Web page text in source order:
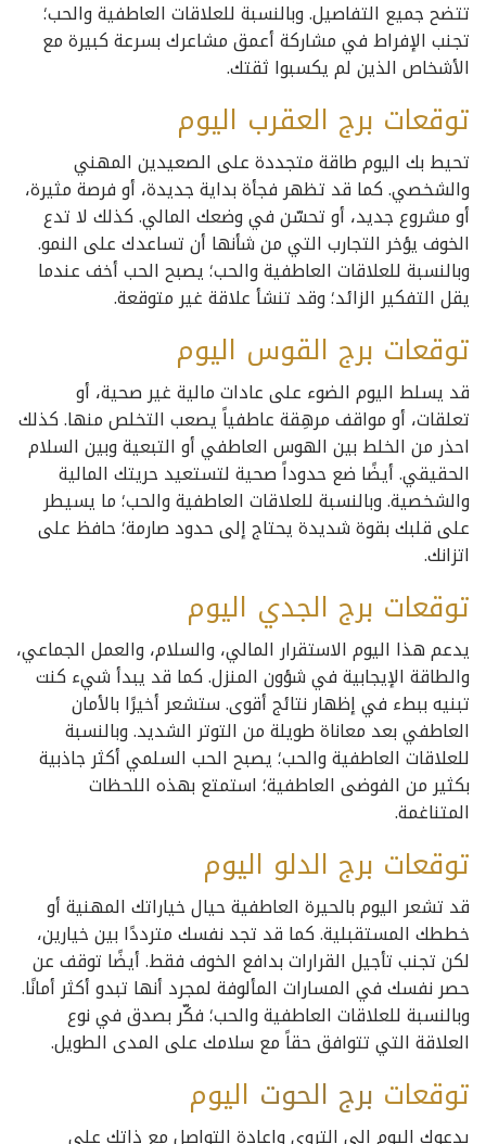
تتضح جميع التفاصيل. وبالنسبة للعلاقات العاطفية والحب؛
تجنب الإفراط في مشاركة أعمق مشاعرك بسرعة كبيرة مع
الأشخاص الذين لم يكسبوا ثقتك.
توقعات برج العقرب اليوم
تحيط بك اليوم طاقة متجددة على الصعيدين المهني
والشخصي. كما قد تظهر فجأة بداية جديدة، أو فرصة مثيرة،
أو مشروع جديد، أو تحسّن في وضعك المالي. كذلك لا تدع
الخوف يؤخر التجارب التي من شأنها أن تساعدك على النمو.
وبالنسبة للعلاقات العاطفية والحب؛ يصبح الحب أخف عندما
يقل التفكير الزائد؛ وقد تنشأ علاقة غير متوقعة.
توقعات برج القوس اليوم
قد يسلط اليوم الضوء على عادات مالية غير صحية، أو
تعلقات، أو مواقف مرهِقة عاطفياً يصعب التخلص منها. كذلك
احذر من الخلط بين الهوس العاطفي أو التبعية وبين السلام
الحقيقي. أيضًا ضع حدوداً صحية لتستعيد حريتك المالية
والشخصية. وبالنسبة للعلاقات العاطفية والحب؛ ما يسيطر
على قلبك بقوة شديدة يحتاج إلى حدود صارمة؛ حافظ على
اتزانك.
توقعات برج الجدي اليوم
يدعم هذا اليوم الاستقرار المالي، والسلام، والعمل الجماعي،
والطاقة الإيجابية في شؤون المنزل. كما قد يبدأ شيء كنت
تبنيه ببطء في إظهار نتائج أقوى. ستشعر أخيرًا بالأمان
العاطفي بعد معاناة طويلة من التوتر الشديد. وبالنسبة
للعلاقات العاطفية والحب؛ يصبح الحب السلمي أكثر جاذبية
بكثير من الفوضى العاطفية؛ استمتع بهذه اللحظات
المتناغمة.
توقعات برج الدلو اليوم
قد تشعر اليوم بالحيرة العاطفية حيال خياراتك المهنية أو
خططك المستقبلية. كما قد تجد نفسك مترددًا بين خيارين،
لكن تجنب تأجيل القرارات بدافع الخوف فقط. أيضًا توقف عن
حصر نفسك في المسارات المألوفة لمجرد أنها تبدو أكثر أمانًا.
وبالنسبة للعلاقات العاطفية والحب؛ فكّر بصدق في نوع
العلاقة التي تتوافق حقاً مع سلامك على المدى الطويل.
توقعات برج الحوت اليوم
يدعوك اليوم إلى التروي وإعادة التواصل مع ذاتك على